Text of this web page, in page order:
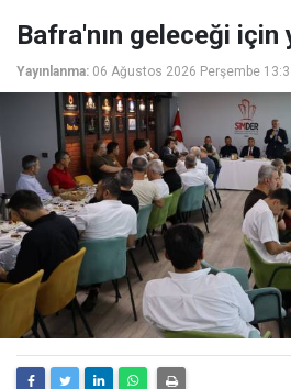
Bafra'nın geleceği için
Yayınlanma: 06 Ağustos 2026 Perşembe